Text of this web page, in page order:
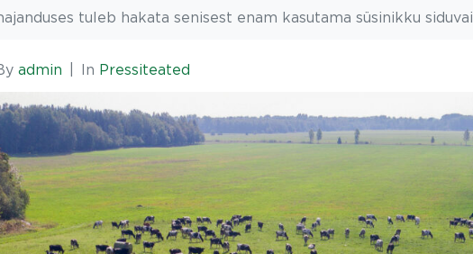
tuleb hakata senisest enam kasutama süsinikku
admin In Pressiteated